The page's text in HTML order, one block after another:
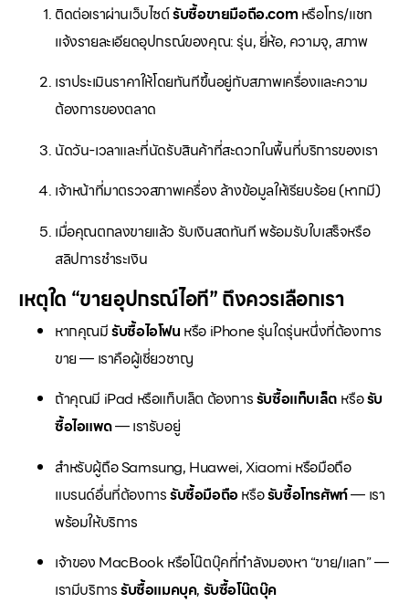
ติดต่อเราผ่านเว็บไซต์รับซื้อขายมือถือ.com หรือโทร/แชท
แจ้งรายละเอียดอุปกรณ์ของคุณ: รุ่น, ยี่ห้อ, ความจุ, สภาพ
เราประเมินราคาให้โดยทันทีขึ้นอยู่กับสภาพเครื่องและความ
ต้องการของตลาด
นัดวัน-เวลาและที่นัดรับสินค้าที่สะดวกในพื้นที่บริการของเรา
เจ้าหน้าที่มาตรวจสภาพเครื่อง ล้างข้อมูลให้เรียบร้อย (หากมี)
เมื่อคุณตกลงขายแล้ว รับเงินสดทันที พร้อมรับใบเสร็จหรือ
สลิปการชำระเงิน
เหตุใด “ขายอุปกรณ์ไอที” ถึงควรเลือกเรา
หากคุณมีรับซื้อไอโฟน หรือ iPhone รุ่นใดรุ่นหนึ่งที่ต้องการ
ขาย — เราคือผู้เชี่ยวชาญ
ถ้าคุณมี iPad หรือแท็บเล็ต ต้องการรับซื้อแท็บเล็ต หรือรับ
ซื้อไอแพด— เรารับอยู่
สำหรับผู้ถือ Samsung, Huawei, Xiaomi หรือมือถือ
แบรนด์อื่นที่ต้องการรับซื้อมือถือหรือรับซื้อโทรศัพท์— เรา
พร้อมให้บริการ
เจ้าของ MacBook หรือโน๊ตบุ๊คที่กำลังมองหา “ขาย/แลก” —
เรามีบริการรับซื้อแมคบุค, รับซื้อโน๊ตบุ๊ค